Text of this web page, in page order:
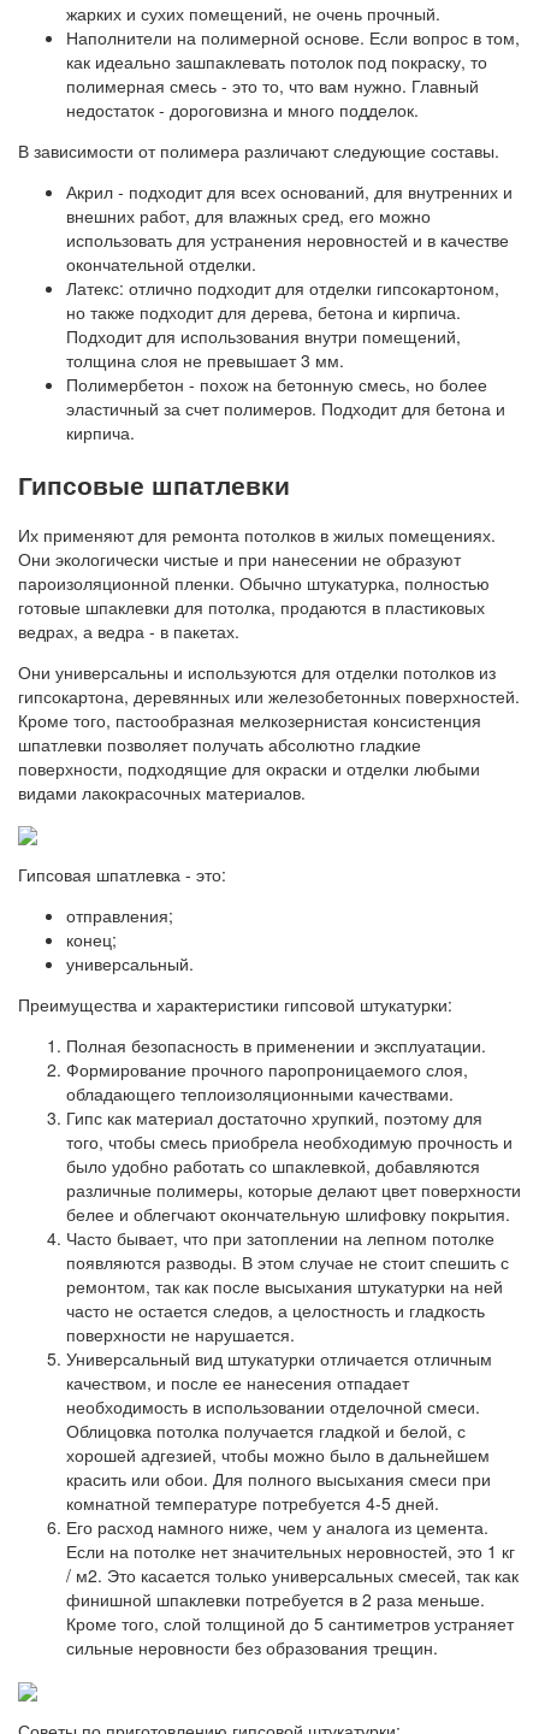
жарких и сухих помещений, не очень прочный.
Наполнители на полимерной основе. Если вопрос в том,
как идеально зашпаклевать потолок под покраску, то
полимерная смесь - это то, что вам нужно. Главный
недостаток - дороговизна и много подделок.
В зависимости от полимера различают следующие составы.
Акрил - подходит для всех оснований, для внутренних и
внешних работ, для влажных сред, его можно
использовать для устранения неровностей и в качестве
окончательной отделки.
Латекс: отлично подходит для отделки гипсокартоном,
но также подходит для дерева, бетона и кирпича.
Подходит для использования внутри помещений,
толщина слоя не превышает 3 мм.
Полимербетон - похож на бетонную смесь, но более
эластичный за счет полимеров. Подходит для бетона и
кирпича.
Гипсовые шпатлевки
Их применяют для ремонта потолков в жилых помещениях.
Они экологически чистые и при нанесении не образуют
пароизоляционной пленки. Обычно штукатурка, полностью
готовые шпаклевки для потолка, продаются в пластиковых
ведрах, а ведра - в пакетах.
Они универсальны и используются для отделки потолков из
гипсокартона, деревянных или железобетонных поверхностей.
Кроме того, пастообразная мелкозернистая консистенция
шпатлевки позволяет получать абсолютно гладкие
поверхности, подходящие для окраски и отделки любыми
видами лакокрасочных материалов.
Гипсовая шпатлевка - это:
отправления;
конец;
универсальный.
Преимущества и характеристики гипсовой штукатурки:
Полная безопасность в применении и эксплуатации.
Формирование прочного паропроницаемого слоя,
обладающего теплоизоляционными качествами.
Гипс как материал достаточно хрупкий, поэтому для
того, чтобы смесь приобрела необходимую прочность и
было удобно работать со шпаклевкой, добавляются
различные полимеры, которые делают цвет поверхности
белее и облегчают окончательную шлифовку покрытия.
Часто бывает, что при затоплении на лепном потолке
появляются разводы. В этом случае не стоит спешить с
ремонтом, так как после высыхания штукатурки на ней
часто не остается следов, а целостность и гладкость
поверхности не нарушается.
Универсальный вид штукатурки отличается отличным
качеством, и после ее нанесения отпадает
необходимость в использовании отделочной смеси.
Облицовка потолка получается гладкой и белой, с
хорошей адгезией, чтобы можно было в дальнейшем
красить или обои. Для полного высыхания смеси при
комнатной температуре потребуется 4-5 дней.
Его расход намного ниже, чем у аналога из цемента.
Если на потолке нет значительных неровностей, это 1 кг
/ м2. Это касается только универсальных смесей, так как
финишной шпаклевки потребуется в 2 раза меньше.
Кроме того, слой толщиной до 5 сантиметров устраняет
сильные неровности без образования трещин.